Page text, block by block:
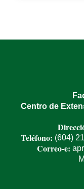
Centro de
Teléfono: (604)
Correo-e: